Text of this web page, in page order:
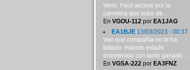
Verín. Fácil acceso por la
carretera que sube de...
En VGOU-112por EA1JAG
EA1BJE13/03/2023 - 00:37
Veo que compañía no te ha
faltado. Habrás estado
entretenido con tanto ganado. ...
En VGSA-222por EA3FNZ